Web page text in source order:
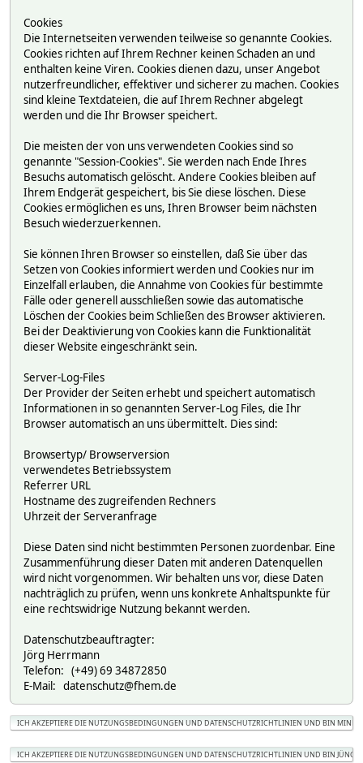
Cookies
Die Internetseiten verwenden teilweise so genannte Cookies.
Cookies richten auf Ihrem Rechner keinen Schaden an und
enthalten keine Viren. Cookies dienen dazu, unser Angebot
nutzerfreundlicher, effektiver und sicherer zu machen. Cookies
sind kleine Textdateien, die auf Ihrem Rechner abgelegt
werden und die Ihr Browser speichert.
Die meisten der von uns verwendeten Cookies sind so
genannte "Session-Cookies". Sie werden nach Ende Ihres
Besuchs automatisch gelöscht. Andere Cookies bleiben auf
Ihrem Endgerät gespeichert, bis Sie diese löschen. Diese
Cookies ermöglichen es uns, Ihren Browser beim nächsten
Besuch wiederzuerkennen.
Sie können Ihren Browser so einstellen, daß Sie über das
Setzen von Cookies informiert werden und Cookies nur im
Einzelfall erlauben, die Annahme von Cookies für bestimmte
Fälle oder generell ausschließen sowie das automatische
Löschen der Cookies beim Schließen des Browser aktivieren.
Bei der Deaktivierung von Cookies kann die Funktionalität
dieser Website eingeschränkt sein.
Server-Log-Files
Der Provider der Seiten erhebt und speichert automatisch
Informationen in so genannten Server-Log Files, die Ihr
Browser automatisch an uns übermittelt. Dies sind:
Browsertyp/ Browserversion
verwendetes Betriebssystem
Referrer URL
Hostname des zugreifenden Rechners
Uhrzeit der Serveranfrage
Diese Daten sind nicht bestimmten Personen zuordenbar. Eine
Zusammenführung dieser Daten mit anderen Datenquellen
wird nicht vorgenommen. Wir behalten uns vor, diese Daten
nachträglich zu prüfen, wenn uns konkrete Anhaltspunkte für
eine rechtswidrige Nutzung bekannt werden.
Datenschutzbeauftragter:
Jörg Herrmann
Telefon: (+49) 69 34872850
E-Mail: datenschutz@fhem.de